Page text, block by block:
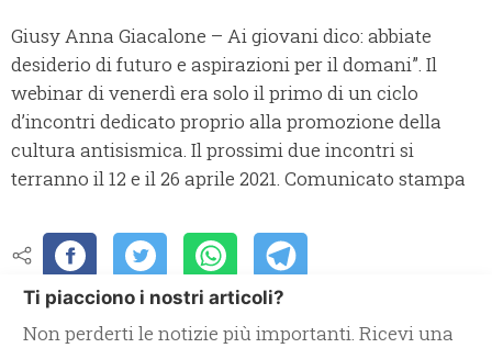
Giusy Anna Giacalone – Ai giovani dico: abbiate
desiderio di futuro e aspirazioni per il domani”. Il
webinar di venerdì era solo il primo di un ciclo
d’incontri dedicato proprio alla promozione della
cultura antisismica. Il prossimi due incontri si
terranno il 12 e il 26 aprile 2021. Comunicato stampa
Ti piacciono i nostri articoli?
Non perderti le notizie più importanti. Ricevi una